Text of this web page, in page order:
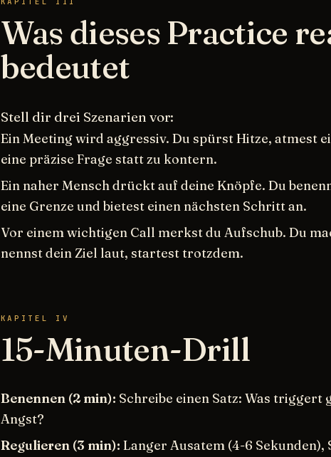
Was dieses Practice
bedeutet
Stell dir drei Szenarien vor:
Ein Meeting wird aggressiv. Du spürst Hitze, atmest
eine präzise Frage statt zu kontern.
Ein naher Mensch drückt auf deine Knöpfe. Du
eine Grenze und bietest einen nächsten Schritt an.
Vor einem wichtigen Call merkst du Aufschub. Du
nennst dein Ziel laut, startest trotzdem.
KAPITEL IV
15-Minuten-Drill
Benennen (2 min): Schreibe einen Satz: Was triggert
Angst?
Regulieren (3 min): Langer Ausatem (4-6